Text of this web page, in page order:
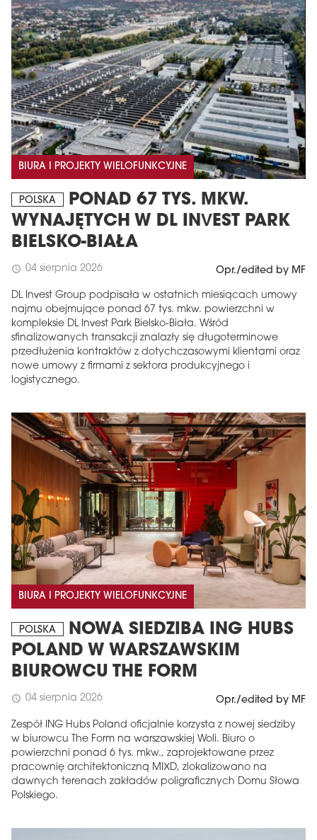
BIURA I PROJEKTY WIELOFUNKCYJNE
POLSKA
PONAD 67 TYS. MKW.
WYNAJĘTYCH W DL INVEST PARK
BIELSKO-BIAŁA
schedule 04 sierpnia 2026 Opr./edited by MF
DL Invest Group podpisała w ostatnich miesiącach umowy
najmu obejmujące ponad 67 tys. mkw. powierzchni w
kompleksie DL Invest Park Bielsko-Biała. Wśród
sfinalizowanych transakcji znalazły się długoterminowe
przedłużenia kontraktów z dotychczasowymi klientami oraz
nowe umowy z firmami z sektora produkcyjnego i
logistycznego.
BIURA I PROJEKTY WIELOFUNKCYJNE
POLSKA
NOWA SIEDZIBA ING HUBS
POLAND W WARSZAWSKIM
BIUROWCU THE FORM
schedule 04 sierpnia 2026 Opr./edited by MF
Zespół ING Hubs Poland oficjalnie korzysta z nowej siedziby
w biurowcu The Form na warszawskiej Woli. Biuro o
powierzchni ponad 6 tys. mkw., zaprojektowane przez
pracownię architektoniczną MIXD, zlokalizowano na
dawnych terenach zakładów poligraficznych Domu Słowa
Polskiego.